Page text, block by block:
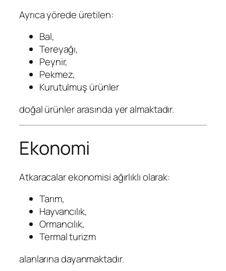
Ayrıca yörede üretilen:
Bal,
Tereyağı,
Peynir,
Pekmez,
Kurutulmuş ürünler
doğal ürünler arasında yer almaktadır.
Ekonomi
Atkaracalar ekonomisi ağırlıklı olarak:
Tarım,
Hayvancılık,
Ormancılık,
Termal turizm
alanlarına dayanmaktadır.